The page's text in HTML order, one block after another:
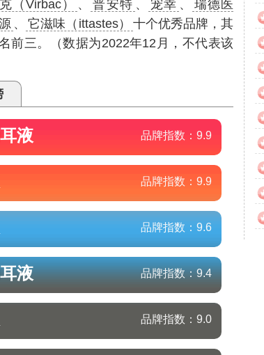
（Virbac） 、 普安特 、 宠幸 、
瑞德医
、 它滋味（ittastes）
十个优秀品牌，其
前三。（数据为2022年12月，不代表该
液 品牌指数： 9.9
品牌指数： 9.9
品牌指数： 9.6
液 品牌指数：9.4
品牌指数： 9.0